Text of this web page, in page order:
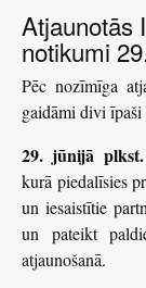
Atjaunotās
notikumi
Pēc nozīmīga
gaidāmi divi
29. jūnijā
kurā piedalīsies
un iesaistītie
un pateikt
atjaunošanā.